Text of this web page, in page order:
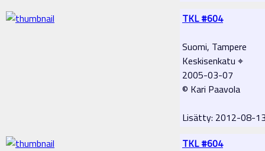
TKL #604
Suomi, Tampere
Keskisenkatu ⌖
2005-03-07
© Kari Paavola
Lisätty: 2012-08-
TKL #604